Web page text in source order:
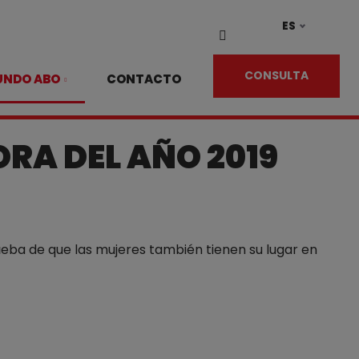
ABO CONTACTO
Vyhledávání
ES
CONSULTA
DEL AÑO 2019
de que las mujeres también tienen su lugar en